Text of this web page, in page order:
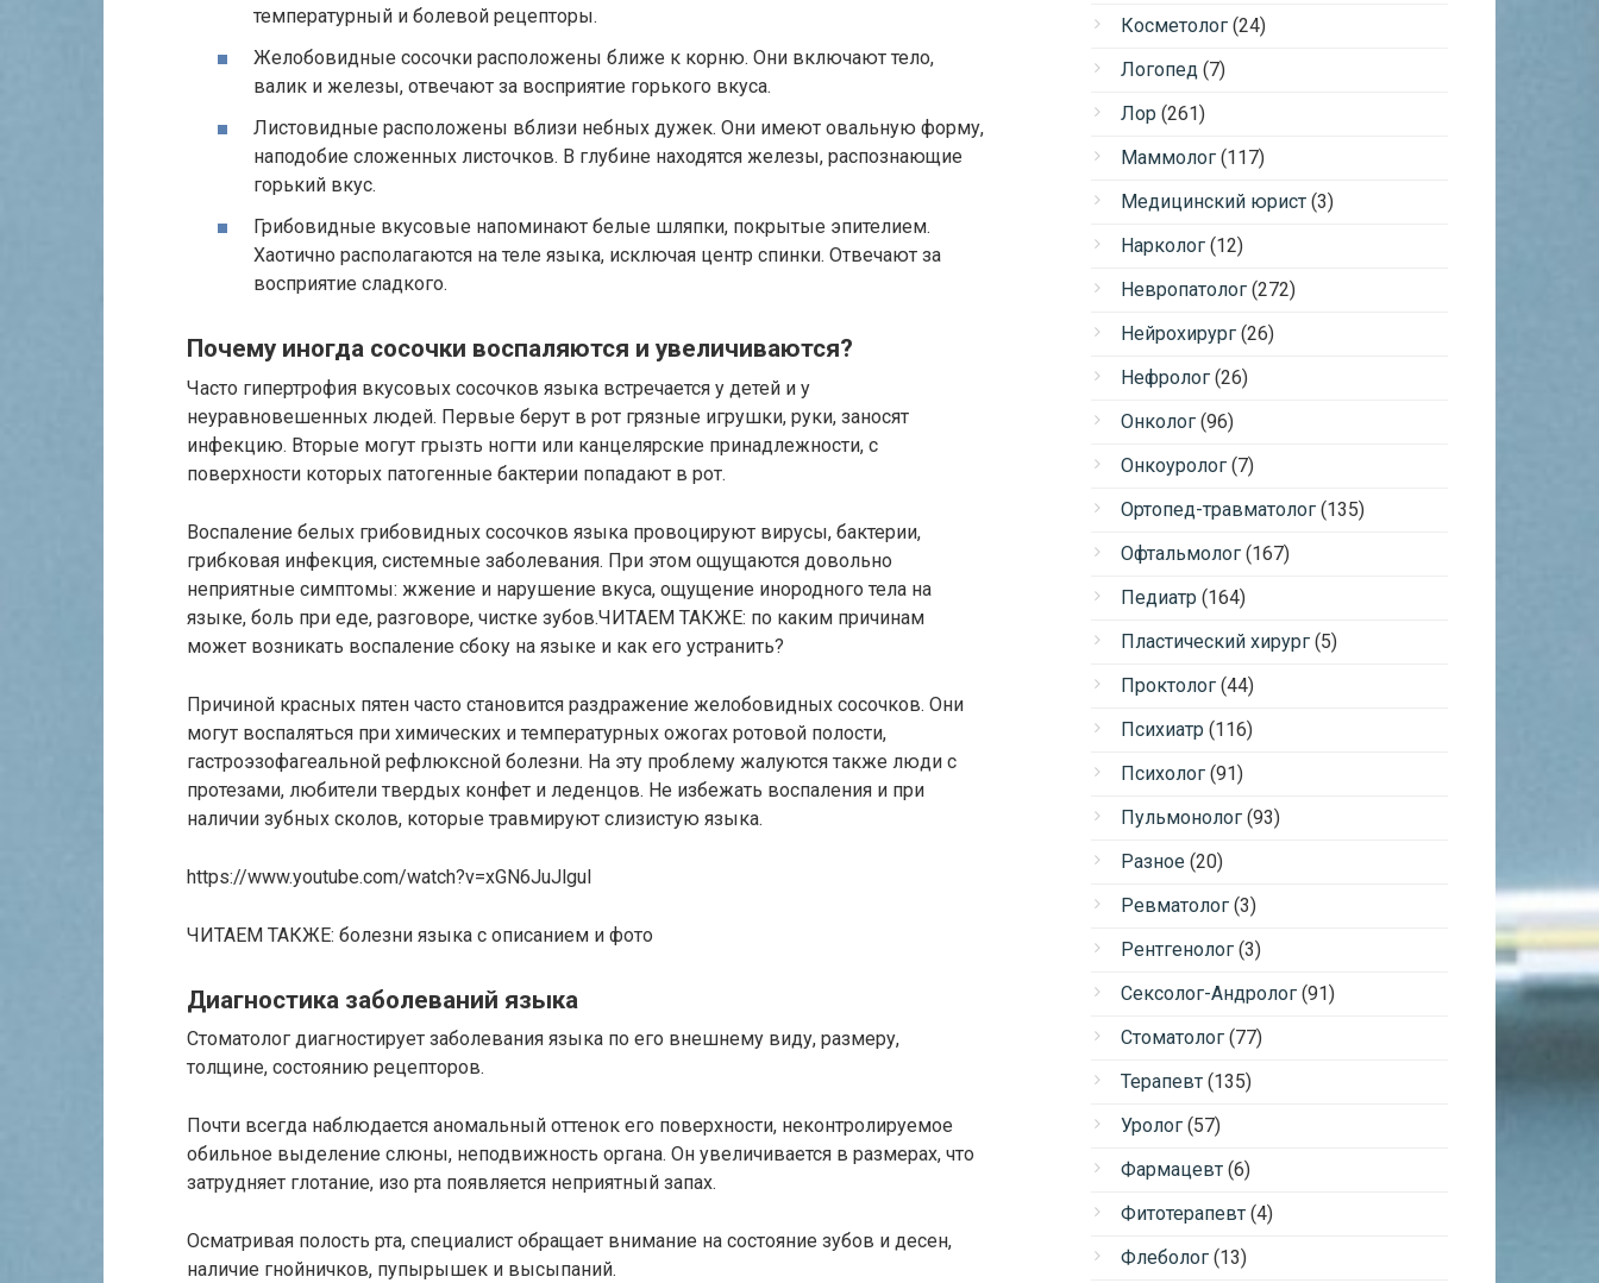
температурный и болевой рецепторы.
Желобовидные сосочки расположены ближе к корню. Они включают тело,
валик и железы, отвечают за восприятие горького вкуса.
Листовидные расположены вблизи небных дужек. Они имеют овальную форму,
наподобие сложенных листочков. В глубине находятся железы, распознающие
горький вкус.
Грибовидные вкусовые напоминают белые шляпки, покрытые эпителием.
Хаотично располагаются на теле языка, исключая центр спинки. Отвечают за
восприятие сладкого.
Почему иногда сосочки воспаляются и увеличиваются?
Часто гипертрофия вкусовых сосочков языка встречается у детей и у
неуравновешенных людей. Первые берут в рот грязные игрушки, руки, заносят
инфекцию. Вторые могут грызть ногти или канцелярские принадлежности, с
поверхности которых патогенные бактерии попадают в рот.
Воспаление белых грибовидных сосочков языка провоцируют вирусы, бактерии,
грибковая инфекция, системные заболевания. При этом ощущаются довольно
неприятные симптомы: жжение и нарушение вкуса, ощущение инородного тела на
языке, боль при еде, разговоре, чистке зубов.ЧИТАЕМ ТАКЖЕ: по каким причинам
может возникать воспаление сбоку на языке и как его устранить?
Причиной красных пятен часто становится раздражение желобовидных сосочков. Они
могут воспаляться при химических и температурных ожогах ротовой полости,
гастроэзофагеальной рефлюксной болезни. На эту проблему жалуются также люди с
протезами, любители твердых конфет и леденцов. Не избежать воспаления и при
наличии зубных сколов, которые травмируют слизистую языка.
https://www.youtube.com/watch?v=xGN6JuJlguI
ЧИТАЕМ ТАКЖЕ: болезни языка с описанием и фото
Диагностика заболеваний языка
Стоматолог диагностирует заболевания языка по его внешнему виду, размеру,
толщине, состоянию рецепторов.
Почти всегда наблюдается аномальный оттенок его поверхности, неконтролируемое
обильное выделение слюны, неподвижность органа. Он увеличивается в размерах, что
затрудняет глотание, изо рта появляется неприятный запах.
Осматривая полость рта, специалист обращает внимание на состояние зубов и десен,
наличие гнойничков, пупырышек и высыпаний.
Косметолог (24)
Логопед (7)
Лор (261)
Маммолог (117)
Медицинский юрист (3)
Нарколог (12)
Невропатолог (272)
Нейрохирург (26)
Нефролог (26)
Онколог (96)
Онкоуролог (7)
Ортопед-травматолог (135)
Офтальмолог (167)
Педиатр (164)
Пластический хирург (5)
Проктолог (44)
Психиатр (116)
Психолог (91)
Пульмонолог (93)
Разное (20)
Ревматолог (3)
Рентгенолог (3)
Сексолог-Андролог (91)
Стоматолог (77)
Терапевт (135)
Уролог (57)
Фармацевт (6)
Фитотерапевт (4)
Флеболог (13)